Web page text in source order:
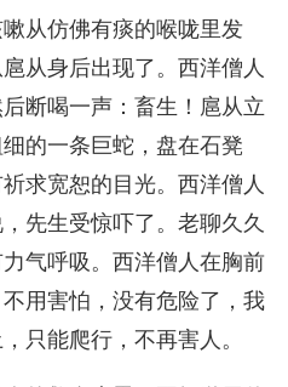
从仿佛有痰的喉咙里发
从身后出现了。西洋僧人
断喝一声：畜生！扈从立
的一条巨蛇，盘在石凳
求宽恕的目光。西洋僧人
先生受惊吓了。老聊久久
气呼吸。西洋僧人在胸前
用害怕，没有危险了，我
只能爬行，不再害人。